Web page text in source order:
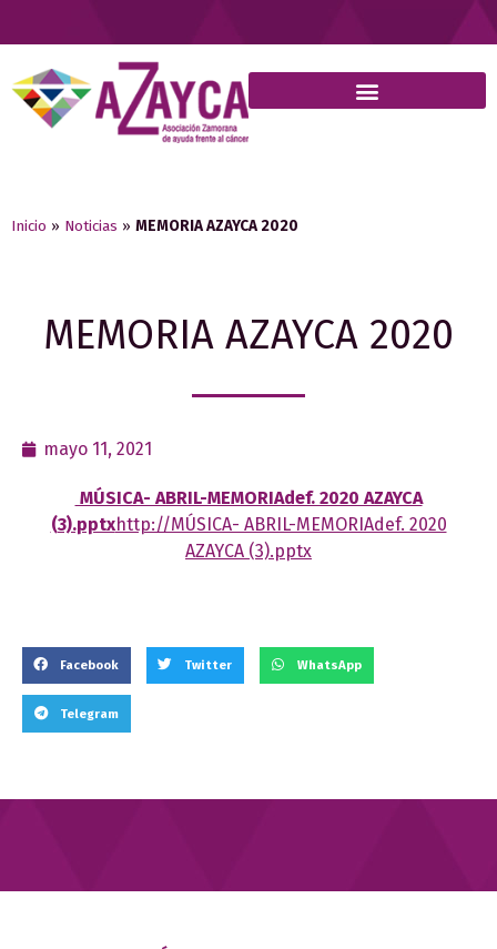
Inicio » Noticias » MEMORIA AZAYCA 2020
MEMORIA AZAYCA 2020
mayo 11, 2021
MÚSICA- ABRIL-MEMORIAdef. 2020 AZAYCA
(3).pptxhttp://MÚSICA- ABRIL-MEMORIAdef. 2020
AZAYCA (3).pptx
Facebook Twitter WhatsApp
Telegram